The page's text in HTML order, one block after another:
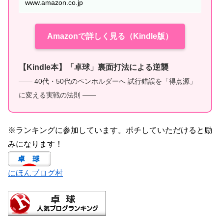
www.amazon.co.jp
Amazonで詳しく見る（Kindle版）
【Kindle本】「卓球」裏面打法による逆襲
—— 40代・50代のペンホルダーへ 試行錯誤を「得点源」
に変える実戦の法則 ——
※ランキングに参加しています。ポチしていただけると励
みになります！
にほんブログ村